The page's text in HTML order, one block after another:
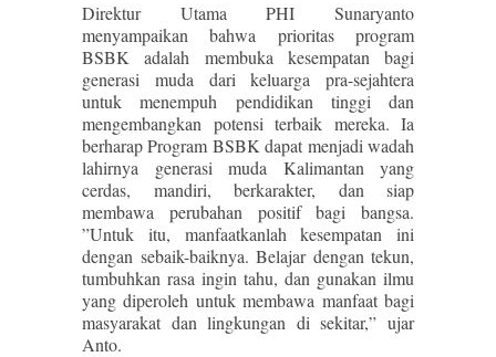
Direktur Utama PHI Sunaryanto
menyampaikan bahwa prioritas program
BSBK adalah membuka kesempatan bagi
generasi muda dari keluarga pra-sejahtera
untuk menempuh pendidikan tinggi dan
mengembangkan potensi terbaik mereka. Ia
berharap Program BSBK dapat menjadi wadah
lahirnya generasi muda Kalimantan yang
cerdas, mandiri, berkarakter, dan siap
membawa perubahan positif bagi bangsa.
”Untuk itu, manfaatkanlah kesempatan ini
dengan sebaik-baiknya. Belajar dengan tekun,
tumbuhkan rasa ingin tahu, dan gunakan ilmu
yang diperoleh untuk membawa manfaat bagi
masyarakat dan lingkungan di sekitar,” ujar
Anto.